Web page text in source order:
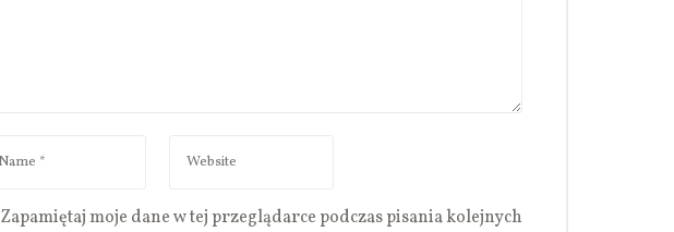
Zapamiętaj moje dane w tej przeglądarce podczas pisania kolejnych